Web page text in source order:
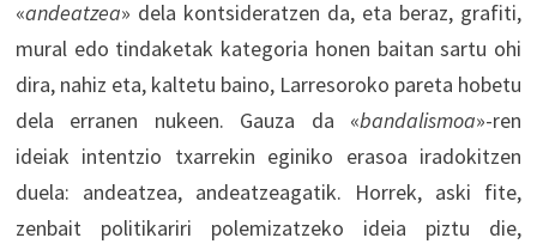
«andeatzea» dela kontsideratzen da, eta beraz, grafiti,
mural edo tindaketak kategoria honen baitan sartu ohi
dira, nahiz eta, kaltetu baino, Larresoroko pareta hobetu
dela erranen nukeen. Gauza da «bandalismoa»-ren
ideiak intentzio txarrekin eginiko erasoa iradokitzen
duela: andeatzea, andeatzeagatik. Horrek, aski fite,
zenbait politikariri polemizatzeko ideia piztu die,